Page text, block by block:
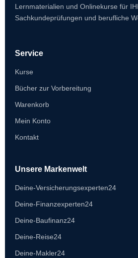
Lernmaterialien und Onlinekurse für
Sachkundeprüfungen und berufliche
Service
Kurse
Bücher zur Vorbereitung
Warenkorb
Mein Konto
Kontakt
Unsere Markenwelt
Deine-Versicherungsexperten24
Deine-Finanzexperten24
Deine-Baufinanz24
Deine-Reise24
Deine-Makler24